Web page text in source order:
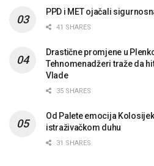
PPD i MET ojačali
41 SHARES
Drastične promjene u
Tehnomenadžeri traže da
Vlade
35 SHARES
Od Palete emocija
istraživačkom duhu
31 SHARES